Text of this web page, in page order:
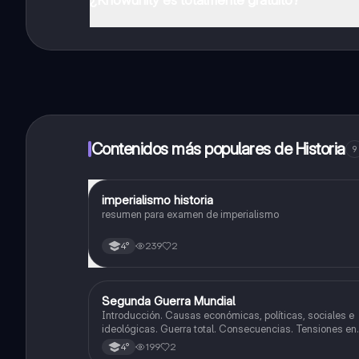
inmeditamente. Puedes ganar dinero utilizando la
Contenidos más populares de Historia 9
Historia
imperialismo historia
resumen para examen de imperialismo
4° 239 2
Historia
Segunda Guerra Mundial
Introducción. Causas económicas, políticas, sociales e
ideológicas. Guerra total. Consecuencias. Tensiones en
europa. Inicio de la guerra.
4° 199 2